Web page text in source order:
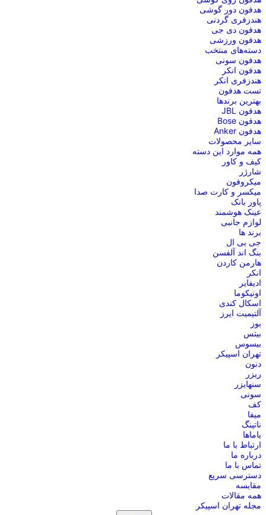
هدفون دور گوشی
هندزفری گردنی
هدفون دی جی
هدفون ورزشی
دسته‌های منتخب
هدفون سونی
هدفون انکر
هندزفری انکر
تست هدفون
بهترین برندها
هدفون JBL
هدفون Bose
هدفون Anker
سایر محصولات
همه موارد این دسته
کیف و کاور
شارژر
میکروفون
میکسر و کارت صدا
پاور بانک
عینک هوشمند
لوازم جانبی
برند ها
جی بی ال
بنگ اند آلفسن
هارمن کاردن
انکر
ادیفایر
اونیکوما
اسکال کندی
آلتیمیت ایرز
بوز
بیتس
بیسوس
تهران اسپیکر
دنون
ریزر
سنهایزر
سونی
کف
میفا
ناتینگ
یاماها
ارتباط با ما
درباره ما
تماس با ما
دسترسی سریع
مقایسه
همه مقالات
مجله تهران اسپیکر